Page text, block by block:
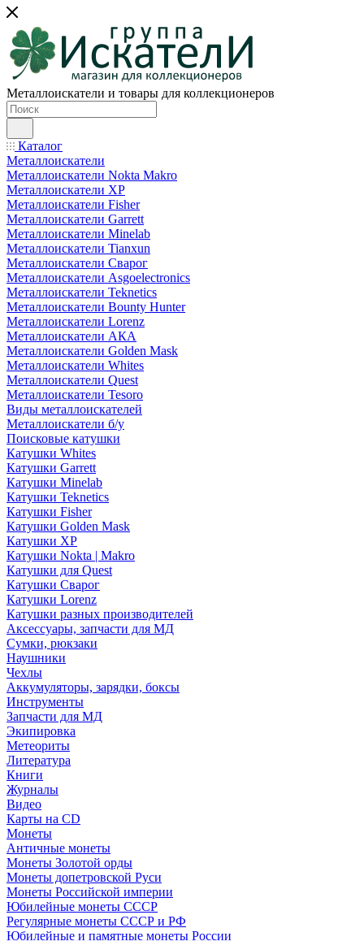
Металлоискатели и товары для коллекционеров
Каталог
Металлоискатели
Металлоискатели Nokta Makro
Металлоискатели XP
Металлоискатели Fisher
Металлоискатели Garrett
Металлоискатели Minelab
Металлоискатели Tianxun
Металлоискатели Сварог
Металлоискатели Asgoelectronics
Металлоискатели Teknetics
Металлоискатели Bounty Hunter
Металлоискатели Lorenz
Металлоискатели АКА
Металлоискатели Golden Mask
Металлоискатели Whites
Металлоискатели Quest
Металлоискатели Tesoro
Виды металлоискателей
Металлоискатели б/у
Поисковые катушки
Катушки Whites
Катушки Garrett
Катушки Minelab
Катушки Teknetics
Катушки Fisher
Катушки Golden Mask
Катушки XP
Катушки Nokta | Makro
Катушки для Quest
Катушки Сварог
Катушки Lorenz
Катушки разных производителей
Аксессуары, запчасти для МД
Сумки, рюкзаки
Наушники
Чехлы
Аккумуляторы, зарядки, боксы
Инструменты
Запчасти для МД
Экипировка
Метеориты
Литература
Книги
Журналы
Видео
Карты на CD
Монеты
Античные монеты
Монеты Золотой орды
Монеты допетровской Руси
Монеты Российской империи
Юбилейные монеты СССР
Регулярные монеты СССР и РФ
Юбилейные и памятные монеты России